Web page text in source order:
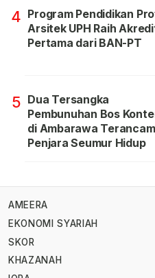
4 Program Pendidikan
Arsitek UPH Raih
Pertama dari BAN-PT
5 Dua Tersangka
Pembunuhan Bos
di Ambarawa Terancam
Penjara Seumur Hidup
AMEERA
EKONOMI SYARIAH
SKOR
KHAZANAH